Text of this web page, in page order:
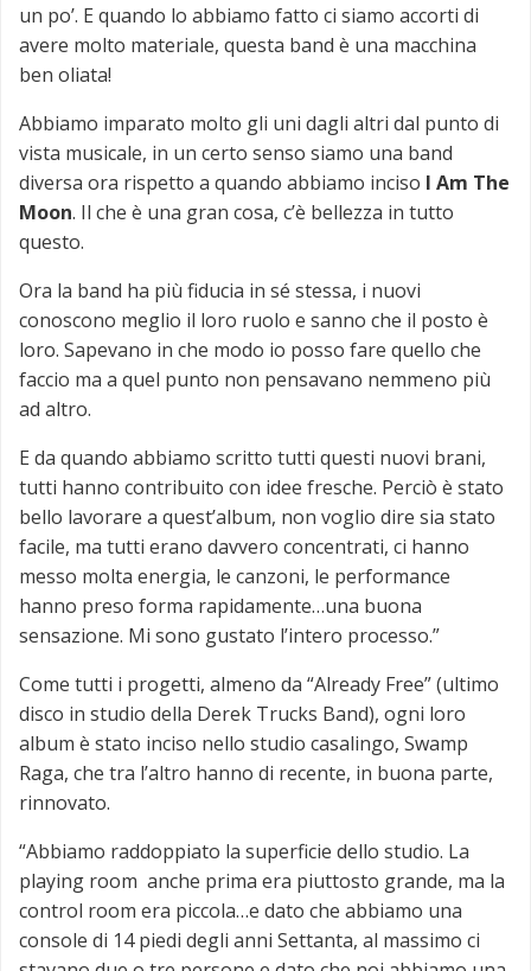
un po’. E quando lo abbiamo fatto ci siamo accorti di
avere molto materiale, questa band è una macchina
ben oliata!
Abbiamo imparato molto gli uni dagli altri dal punto di
vista musicale, in un certo senso siamo una band
diversa ora rispetto a quando abbiamo inciso I Am The
Moon. Il che è una gran cosa, c’è bellezza in tutto
questo.
Ora la band ha più fiducia in sé stessa, i nuovi
conoscono meglio il loro ruolo e sanno che il posto è
loro. Sapevano in che modo io posso fare quello che
faccio ma a quel punto non pensavano nemmeno più
ad altro.
E da quando abbiamo scritto tutti questi nuovi brani,
tutti hanno contribuito con idee fresche. Perciò è stato
bello lavorare a quest’album, non voglio dire sia stato
facile, ma tutti erano davvero concentrati, ci hanno
messo molta energia, le canzoni, le performance
hanno preso forma rapidamente…una buona
sensazione. Mi sono gustato l’intero processo.”
Come tutti i progetti, almeno da “Already Free” (ultimo
disco in studio della Derek Trucks Band), ogni loro
album è stato inciso nello studio casalingo, Swamp
Raga, che tra l’altro hanno di recente, in buona parte,
rinnovato.
“Abbiamo raddoppiato la superficie dello studio. La
playing room anche prima era piuttosto grande, ma la
control room era piccola…e dato che abbiamo una
console di 14 piedi degli anni Settanta, al massimo ci